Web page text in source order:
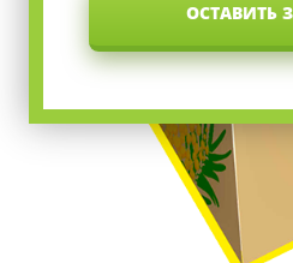
ОСТАВИТЬ